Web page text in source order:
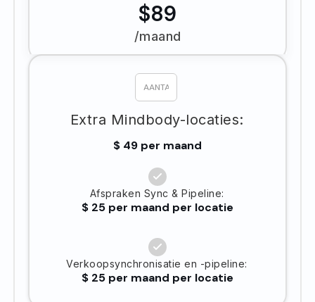
$89
/maand
Extra Mindbody-locaties:
$ 49 per maand
Afspraken Sync & Pipeline:
$ 25 per maand per locatie
Verkoopsynchronisatie en -pipeline:
$ 25 per maand per locatie